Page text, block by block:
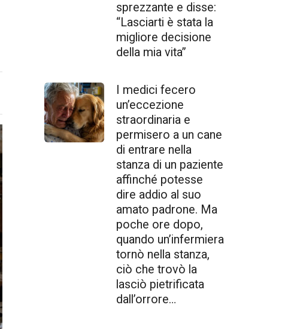
sprezzante e disse:
“Lasciarti è stata la
migliore decisione
della mia vita”
I medici fecero
un’eccezione
straordinaria e
permisero a un cane
di entrare nella
stanza di un paziente
affinché potesse
dire addio al suo
amato padrone. Ma
poche ore dopo,
quando un’infermiera
tornò nella stanza,
ciò che trovò la
lasciò pietrificata
dall’orrore…